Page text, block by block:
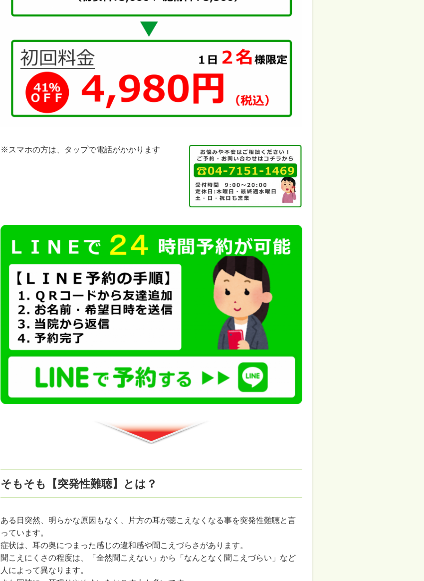
※スマホの方は、タップで電話がかかります
そもそも【突発性難聴】とは？
ある日突然、明らかな原因もなく、片方の耳が聴こえなくなる事を突発性難聴と言
っています。
症状は、耳の奥につまった感じの違和感や聞こえづらさがあります。
聞こえにくさの程度は、「全然聞こえない」から「なんとなく聞こえづらい」など
人によって異なります。